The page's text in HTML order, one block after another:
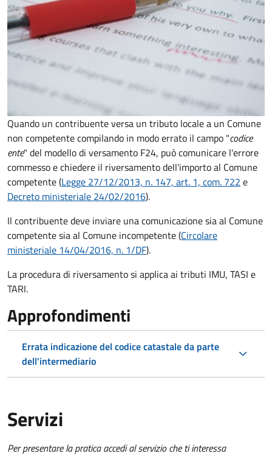
Quando un contribuente versa un tributo locale a un Comune
non competente compilando in modo errato il campo "codice
ente" del modello di versamento F24, può comunicare l'errore
commesso e chiedere il riversamento dell'importo al Comune
competente (Legge 27/12/2013, n. 147, art. 1, com. 722 e
Decreto ministeriale 24/02/2016).
Il contribuente deve inviare una comunicazione sia al Comune
competente sia al Comune incompetente (Circolare
ministeriale 14/04/2016, n. 1/DF).
La procedura di riversamento si applica ai tributi IMU, TASI e
TARI.
Approfondimenti
Errata indicazione del codice catastale da parte
dell'intermediario
Servizi
Per presentare la pratica accedi al servizio che ti interessa